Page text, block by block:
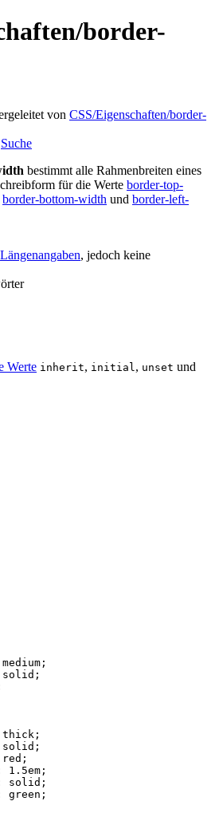
border-
von CSS/Eigenschaften/border-
Suche
bestimmt alle Rahmenbreiten eines
für die Werte border-top-
border-bottom-width und border-left-
Längenangaben, jedoch keine
Werte inherit, initial , unset und
medium ;
solid ;
thick ;
solid ;
red ;
1.5em ;
solid ;
green ;